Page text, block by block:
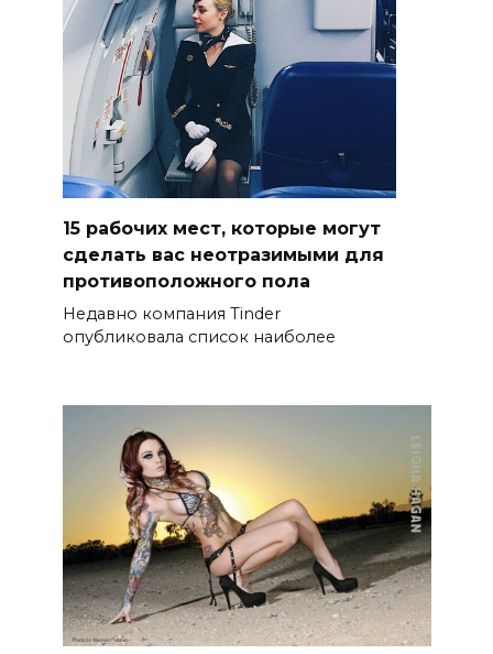
15 рабочих мест, которые могут
сделать вас неотразимыми для
противоположного пола
Недавно компания Tinder
опубликовала список наиболее